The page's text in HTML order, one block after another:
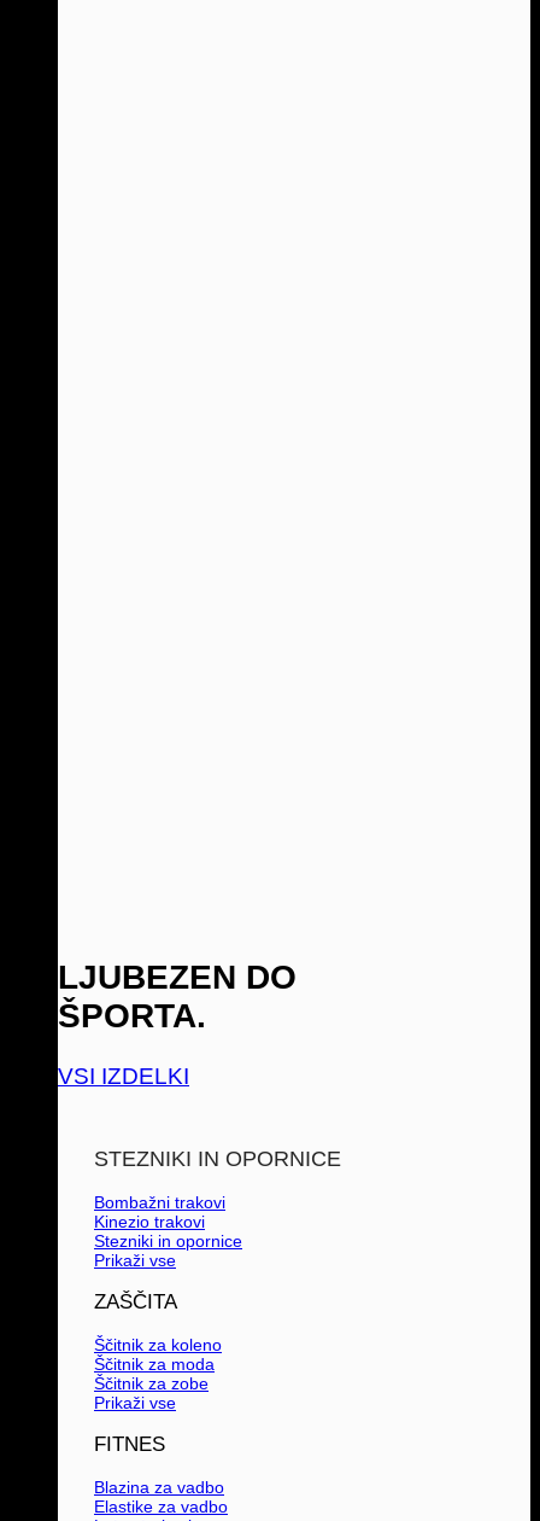
LJUBEZEN DO
ŠPORTA.
VSI IZDELKI
STEZNIKI IN OPORNICE
Bombažni trakovi
Kinezio trakovi
Stezniki in opornice
Prikaži vse
ZAŠČITA
Ščitnik za koleno
Ščitnik za moda
Ščitnik za zobe
Prikaži vse
FITNES
Blazina za vadbo
Elastike za vadbo